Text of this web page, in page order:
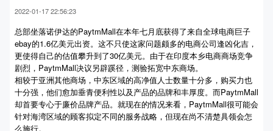
2022-01-17 22:56:23
总部坐落诺伊达的PaytmMall在本年七月底获得了来自全球电商巨子
ebay的1.6亿美元出资。这不只使这家问题颇多的电商公司逢凶化吉，
更使得自己的估值攀升到了30亿美元。由于在印度本乡电商商场竞争
剧烈，PaytmMall决议另辟蹊径，测验拓宽中东商场。
相较于亚洲其他商场，中东区域的高净值人士数量十分多，购买力也
十分强，他们愈加垂青便利性以及产品的品牌和丰厚度。而PaytmMall
却首要专心于廉价品牌产品。就现在的情况来看，PaytmMall很可能会
针对海湾区域的顾客拟定不同的服务战略，但现在尚不清楚具领会怎
么施行。